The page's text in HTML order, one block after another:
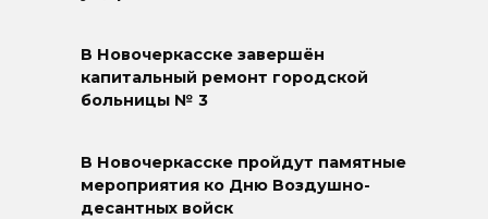
В Новочеркасске завершён
капитальный ремонт городской
больницы № 3
В Новочеркасске пройдут памятные
мероприятия ко Дню Воздушно-
десантных войск